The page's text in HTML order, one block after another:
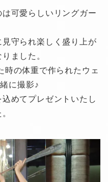
可愛らしいリングガー
守られ楽しく盛り上が
ました。
時の体重で作られたウェ
に撮影♪
めてプレゼントいたし